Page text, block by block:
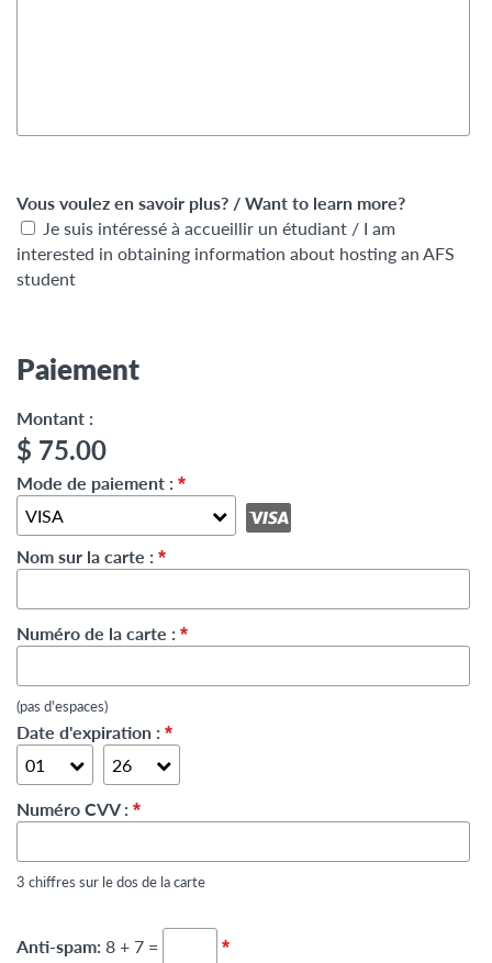
Vous voulez en savoir plus? / Want to learn more?
Je suis intéressé à accueillir un étudiant / I am
interested in obtaining information about hosting an AFS
student
Paiement
Montant :
$ 75.00
Mode de paiement : *
Nom sur la carte : *
Numéro de la carte : *
(pas d'espaces)
Date d'expiration : *
Numéro CVV : *
3 chiffres sur le dos de la carte
Anti-spam: 8 + 7 = *